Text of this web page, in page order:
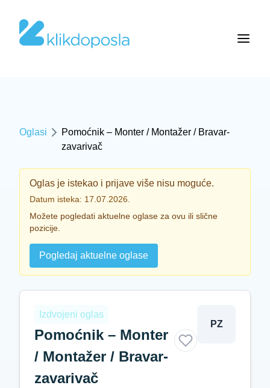
Oglasi
Pomoćnik – Monter / Montažer / Bravar-
zavarivač
Oglas je istekao i prijave više nisu moguće.
Datum isteka: 17.07.2026.
Možete pogledati aktuelne oglase za ovu ili slične
pozicije.
Pogledaj aktuelne oglase
Izdvojeni oglas
Pomoćnik – Monter
/ Montažer / Bravar-
zavarivač
PZ